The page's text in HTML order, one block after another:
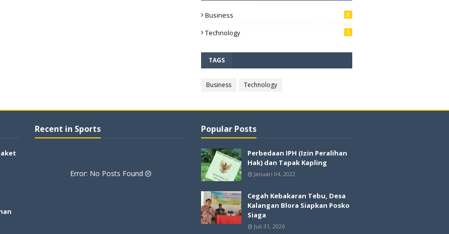
Business 8
Technology 5
TAGS
Business Technology
Recent in Sports
Error: No Posts Found
Popular Posts
Perbedaan IPH (Izin Peralihan
Hak) dan Tapak Kapling
Januari 04, 2022
Cegah Kebakaran Tebu, Desa
Kalangan Blora Siapkan Posko
Siaga
Juli 31, 2026